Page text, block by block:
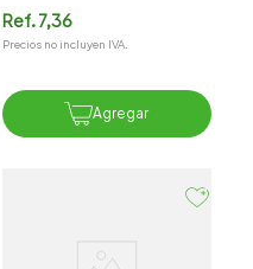
Ref.7,36
Precios no incluyen IVA.
Agregar